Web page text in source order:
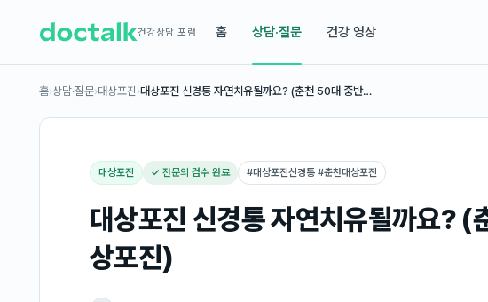
건강상담 포럼 홈 상담·질문 건강 영상
홈›상담·질문›대상포진 ›대상포진 신경통 자연치유될까요? (춘천 50대 중반…
대상포진 ✓ 전문의 검수 완료 #대상포진신경통 #춘천대상포진
대상포진 신경통 자연치유될까요? (
상포진)